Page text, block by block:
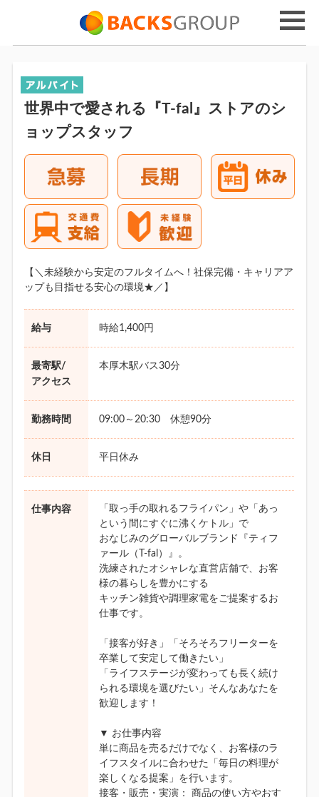
世界中で愛される『T-fal』ストアのシ
ョップスタッフ
【＼未経験から安定のフルタイムへ！社保完備・キャリアア
ップも目指せる安心の環境★／】
給与 時給1,400円
最寄駅/
アクセス
本厚木駅バス30分
勤務時間 09:00～20:30 休憩90分
休日 平日休み
仕事内容
「取っ手の取れるフライパン」や「あっ
という間にすぐに沸くケトル」で
おなじみのグローバルブランド『ティフ
ァール（T-fal）』。
洗練されたオシャレな直営店舗で、お客
様の暮らしを豊かにする
キッチン雑貨や調理家電をご提案するお
仕事です。
「接客が好き」「そろそろフリーターを
卒業して安定して働きたい」
「ライフステージが変わっても長く続け
られる環境を選びたい」そんなあなたを
歓迎します！
▼ お仕事内容
単に商品を売るだけでなく、お客様のラ
イフスタイルに合わせた「毎日の料理が
楽しくなる提案」を行います。
接客・販売・実演： 商品の使い方やおす